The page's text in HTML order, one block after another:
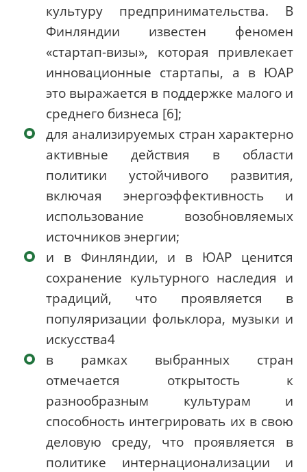
культуру предпринимательства. В
Финляндии известен феномен
«стартап-визы», которая привлекает
инновационные стартапы, а в ЮАР
это выражается в поддержке малого и
среднего бизнеса [6];
для анализируемых стран характерно
активные действия в области
политики устойчивого развития,
включая энергоэффективность и
использование возобновляемых
источников энергии;
и в Финляндии, и в ЮАР ценится
сохранение культурного наследия и
традиций, что проявляется в
популяризации фольклора, музыки и
искусства4
в рамках выбранных стран
отмечается открытость к
разнообразным культурам и
способность интегрировать их в свою
деловую среду, что проявляется в
политике интернационализации и